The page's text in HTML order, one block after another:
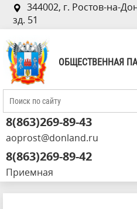
344002, г. Ростов-на-
зд. 51
ОБЩЕСТВЕННАЯ
8(863)269-89-43
aoprost@donland.ru
8(863)269-89-42
Приемная